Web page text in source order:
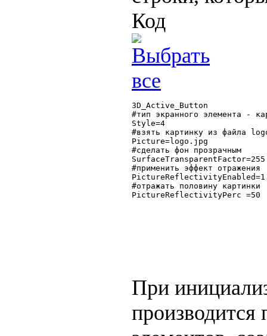
Код
3D_Active_Button
#тип экранного элемента -
Style=4
#взять картинку из файла
Picture=logo.jpg
#сделать фон прозрачным
SurfaceTransparentFactor=255
#применить эффект отражения
PictureReflectivityEnabled=1
#отражать половину картинки
PictureReflectivityPerc =50
При
производится